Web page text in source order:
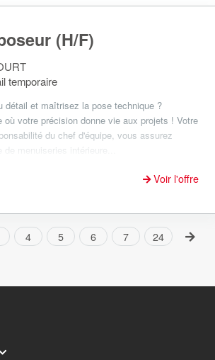
(H/F)
temporaire
détail et maîtrisez la pose technique ?
où votre précision donne vie aux projets ! Votre
du chef d'équipe, vous assurez
menuiseries intérieure...
Voir l'offre
4 5 6 7 24